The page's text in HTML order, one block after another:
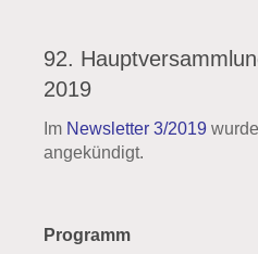
92.
2019
Im Newsletter 3/2019
angekündigt.
Programm